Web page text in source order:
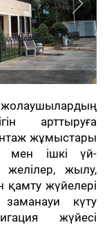
арттыруға
жұмыстары
мен ішкі үй-
желілер, жылу,
қамту жүйелері
күту
жүйесі